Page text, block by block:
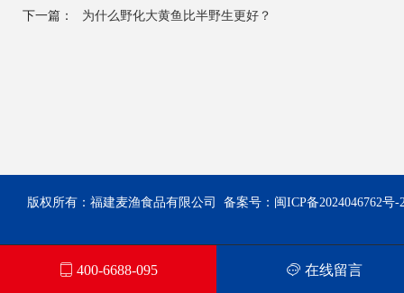
下一篇： 为什么野化大黄鱼比半野生更好？
版权所有：福建麦渔食品有限公司 备案号： 闽ICP备2024046762号-
400-6688-095 在线留言